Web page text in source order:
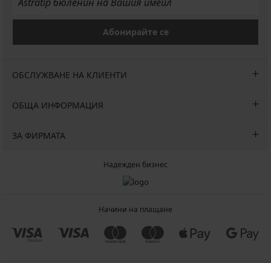
Абонирайте се
ОБСЛУЖВАНЕ НА КЛИЕНТИ
ОБЩА ИНФОРМАЦИЯ
ЗА ФИРМАТА
Надежден бизнес
Начини на плащане